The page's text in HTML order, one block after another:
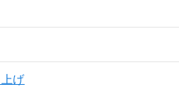
げ